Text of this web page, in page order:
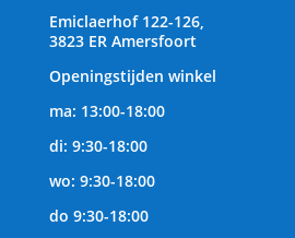
Emiclaerhof 122-126,
3823 ER Amersfoort
Openingstijden winkel
ma: 13:00-18:00
di: 9:30-18:00
wo: 9:30-18:00
do 9:30-18:00